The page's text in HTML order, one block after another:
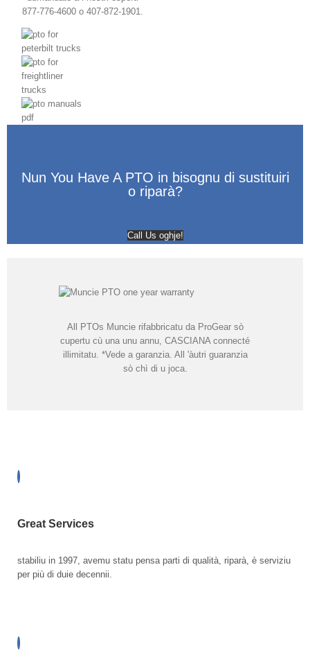
877-776-4600 o 407-872-1901.
Nun You Have A PTO in bisognu di sustituiri
o riparà?
Call Us oghje!
All PTOs Muncie rifabbricatu da ProGear sò
cupertu cù una unu annu, CASCIANA connecté
illimitatu. *Vede a garanzia. All 'àutri guaranzia
sò chì di u joca.
Great Services
stabiliu in 1997, avemu statu pensa parti di qualità, riparà, è serviziu
per più di duie decennii.